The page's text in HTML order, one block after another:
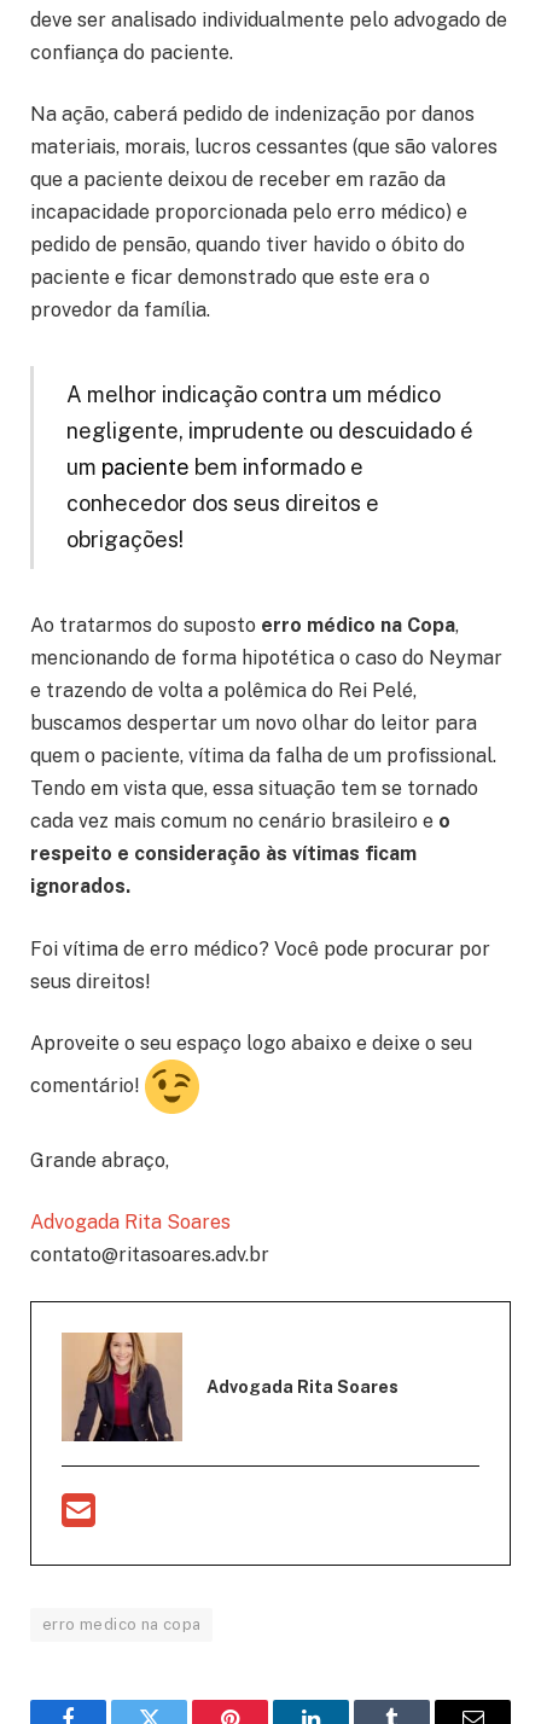
deve ser analisado individualmente pelo advogado de
confiança do paciente.
Na ação, caberá pedido de indenização por danos
materiais, morais, lucros cessantes (que são valores
que a paciente deixou de receber em razão da
incapacidade proporcionada pelo erro médico) e
pedido de pensão, quando tiver havido o óbito do
paciente e ficar demonstrado que este era o
provedor da família.
A melhor indicação contra um médico
negligente, imprudente ou descuidado é
um paciente bem informado e
conhecedor dos seus direitos e
obrigações!
Ao tratarmos do suposto erro médico na Copa,
mencionando de forma hipotética o caso do Neymar
e trazendo de volta a polêmica do Rei Pelé,
buscamos despertar um novo olhar do leitor para
quem o paciente, vítima da falha de um profissional.
Tendo em vista que, essa situação tem se tornado
cada vez mais comum no cenário brasileiro e o
respeito e consideração às vítimas ficam
ignorados.
Foi vítima de erro médico? Você pode procurar por
seus direitos!
Aproveite o seu espaço logo abaixo e deixe o seu
comentário!
Grande abraço,
Advogada Rita Soares
contato@ritasoares.adv.br
Advogada Rita Soares
erro medico na copa